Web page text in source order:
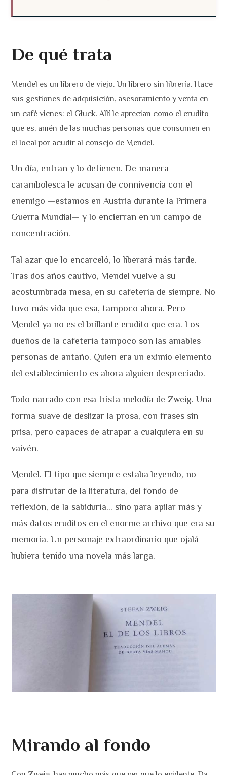
De qué trata
Mendel es un librero de viejo. Un librero sin librería. Hace
sus gestiones de adquisición, asesoramiento y venta en
un café vienes: el Gluck. Allí le aprecian como el erudito
que es, amén de las muchas personas que consumen en
el local por acudir al consejo de Mendel.
Un día, entran y lo detienen. De manera
carambolesca le acusan de connivencia con el
enemigo —estamos en Austria durante la Primera
Guerra Mundial— y lo encierran en un campo de
concentración.
Tal azar que lo encarceló, lo liberará más tarde.
Tras dos años cautivo, Mendel vuelve a su
acostumbrada mesa, en su cafetería de siempre. No
tuvo más vida que esa, tampoco ahora. Pero
Mendel ya no es el brillante erudito que era. Los
dueños de la cafetería tampoco son las amables
personas de antaño. Quien era un eximio elemento
del establecimiento es ahora alguien despreciado.
Todo narrado con esa trista melodía de Zweig. Una
forma suave de deslizar la prosa, con frases sin
prisa, pero capaces de atrapar a cualquiera en su
vaivén.
Mendel. El tipo que siempre estaba leyendo, no
para disfrutar de la literatura, del fondo de
reflexión, de la sabiduría… sino para apilar más y
más datos eruditos en el enorme archivo que era su
memoria. Un personaje extraordinario que ojalá
hubiera tenido una novela más larga.
Mirando al fondo